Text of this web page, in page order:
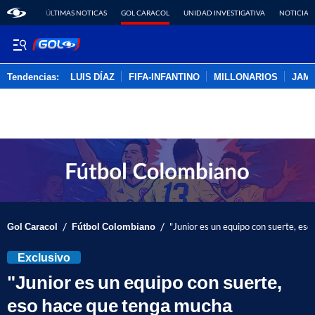
ÚLTIMAS NOTICAS GOL CARACOL UNIDAD INVESTIGATIVA NOTICIAS
Tendencias: LUIS DÍAZ FIFA-INFANTINO MILLONARIOS
Gol Caracol / Fútbol Colombiano / "Junior es un equipo con suerte,
Exclusivo
"Junior es un equipo con suerte,
eso hace que tenga mucha